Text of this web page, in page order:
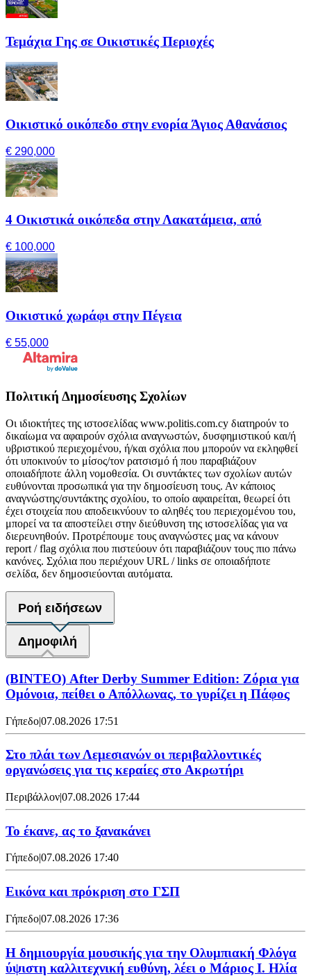
Τεμάχια Γης σε Οικιστικές Περιοχές
Οικιστικό οικόπεδο στην ενορία Άγιος Αθανάσιος
€ 290,000
4 Οικιστικά οικόπεδα στην Λακατάμεια, από
€ 100,000
Οικιστικό χωράφι στην Πέγεια
€ 55,000
Πολιτική Δημοσίευσης Σχολίων
Οι ιδιοκτήτες της ιστοσελίδας www.politis.com.cy διατηρούν το
δικαίωμα να αφαιρούν σχόλια αναγνωστών, δυσφημιστικού και/ή
υβριστικού περιεχομένου, ή/και σχόλια που μπορούν να εκληφθεί
ότι υποκινούν το μίσος/τον ρατσισμό ή που παραβιάζουν
οποιαδήποτε άλλη νομοθεσία. Οι συντάκτες των σχολίων αυτών
ευθύνονται προσωπικά για την δημοσίευση τους. Αν κάποιος
αναγνώστης/συντάκτης σχολίου, το οποίο αφαιρείται, θεωρεί ότι
έχει στοιχεία που αποδεικνύουν το αληθές του περιεχομένου του,
μπορεί να τα αποστείλει στην διεύθυνση της ιστοσελίδας για να
διερευνηθούν. Προτρέπουμε τους αναγνώστες μας να κάνουν
report / flag σχόλια που πιστεύουν ότι παραβιάζουν τους πιο πάνω
κανόνες. Σχόλια που περιέχουν URL / links σε οποιαδήποτε
σελίδα, δεν δημοσιεύονται αυτόματα.
Ροή ειδήσεων
Δημοφιλή
(ΒΙΝΤΕΟ) After Derby Summer Edition: Ζόρια για
Ομόνοια, πείθει ο Απόλλωνας, το γυρίζει η Πάφος
Γήπεδο|07.08.2026 17:51
Στο πλάι των Λεμεσιανών οι περιβαλλοντικές
οργανώσεις για τις κεραίες στο Ακρωτήρι
Περιβάλλον|07.08.2026 17:44
Το έκανε, ας το ξανακάνει
Γήπεδο|07.08.2026 17:40
Εικόνα και πρόκριση στο ΓΣΠ
Γήπεδο|07.08.2026 17:36
Η δημιουργία μουσικής για την Ολυμπιακή Φλόγα
ύψιστη καλλιτεχνική ευθύνη, λέει ο Μάριος Ι. Ηλία